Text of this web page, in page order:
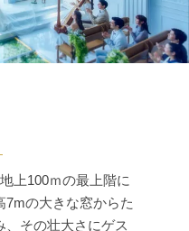
上100ｍの最上階に
7mの大きな窓からた
、その壮大さにゲス